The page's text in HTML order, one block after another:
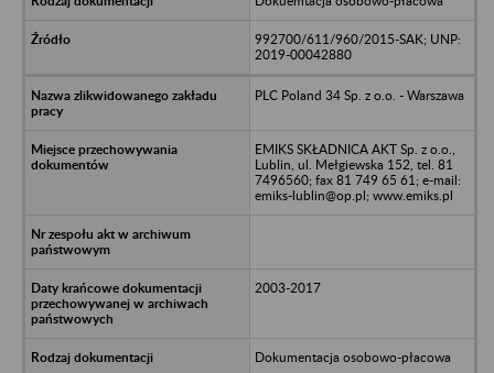
992700/611/960/2015-SAK; UNP:
2019-00042880
PLC Poland 34 Sp. z o.o. - Warszawa
EMIKS SKŁADNICA AKT Sp. z o.o.,
Lublin, ul. Mełgiewska 152, tel. 81
7496560; fax 81 749 65 61; e-mail:
emiks-lublin@op.pl; www.emiks.pl
2003-2017
Dokumentacja osobowo-płacowa